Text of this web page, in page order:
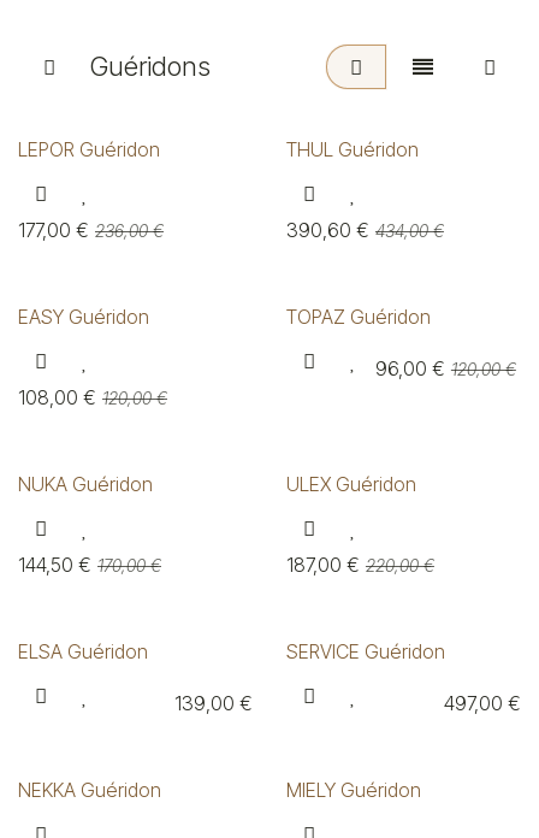
Guéridons
LEPOR Guéridon
177,00 € 236,00€
THUL Guéridon
390,60 € 434,00€
EASY Guéridon
108,00 € 120,00€
TOPAZ Guéridon
96,00 € 120,00€
NUKA Guéridon
144,50 € 170,00€
ULEX Guéridon
187,00 € 220,00€
ELSA Guéridon
139,00 €
SERVICE Guéridon
497,00 €
NEKKA Guéridon MIELY Guéridon